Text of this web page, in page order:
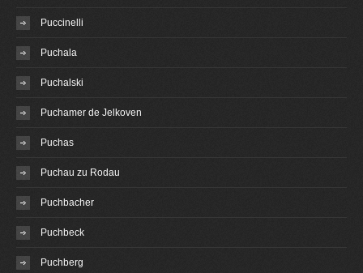
Puccinelli
Puchala
Puchalski
Puchamer de Jelkoven
Puchas
Puchau zu Rodau
Puchbacher
Puchbeck
Puchberg